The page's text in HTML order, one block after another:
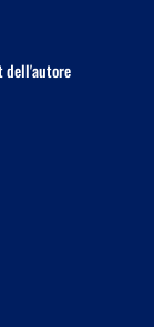
dell'autore